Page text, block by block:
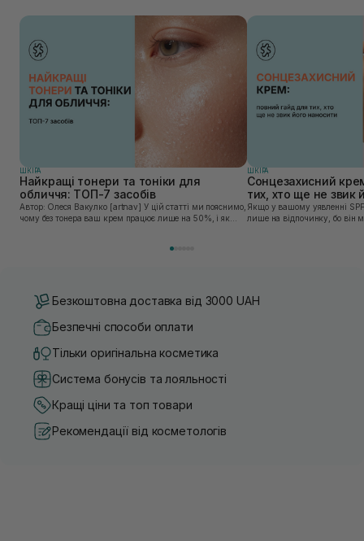
ШКIРА
Найкращі тонери та тоніки для
обличчя: ТОП-7 засобів
Автор: Олеся Вакулко [artnav] У цій статті ми пояснимо,
чому без тонера ваш крем працює лише на 50%, і як
ШКIРА
Сонцезахисний
тих, хто ще не звик
Якщо у вашому уявленні
лише на відпочинку, бо він
Безкоштовна доставка від 3000 UAH
Безпечні способи оплати
Тільки оригінальна косметика
Система бонусів та лояльності
Кращі ціни та топ товари
Рекомендації від косметологів